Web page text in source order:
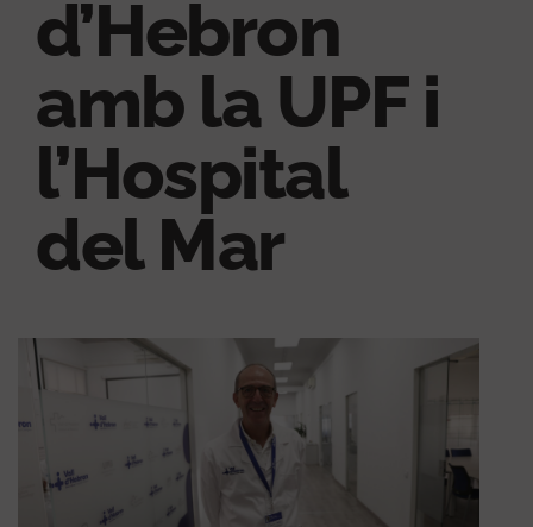
d’Hebron
amb la UPF i
l’Hospital
del Mar